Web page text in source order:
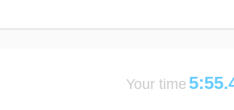
Your time